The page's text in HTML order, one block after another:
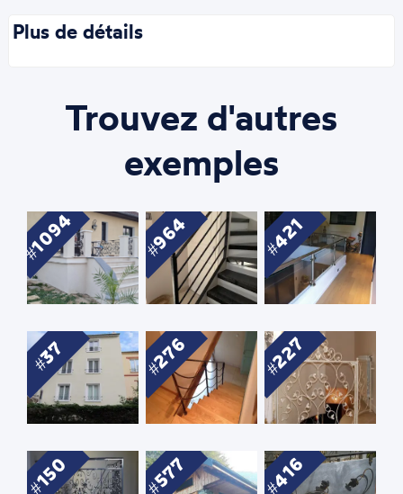
Plus de détails
Trouvez d'autres
exemples
1094 964 421
37 276 227
150 577 416